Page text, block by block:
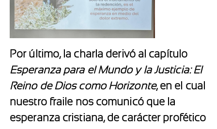
Por último, la charla derivó al capítulo
Esperanza para el Mundo y la Justicia: El
Reino de Dios como Horizonte, en el cual
nuestro fraile nos comunicó que la
esperanza cristiana, de carácter profético